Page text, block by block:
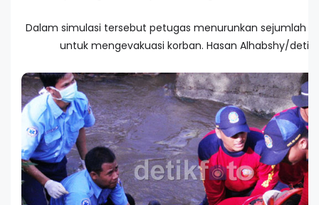
Dalam simulasi tersebut petugas menurunkan sejumlah
untuk mengevakuasi korban. Hasan Alhabshy/